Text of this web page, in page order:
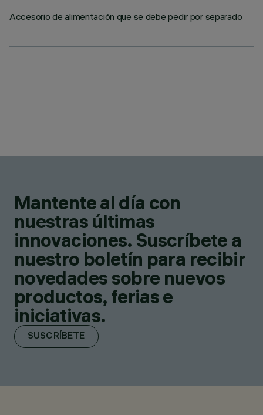
Accesorio de alimentación que se debe pedir por separado
Mantente al día con
nuestras últimas
innovaciones. Suscríbete a
nuestro boletín para recibir
novedades sobre nuevos
productos, ferias e
iniciativas.
SUSCRÍBETE